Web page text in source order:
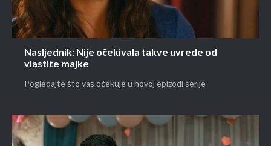
Nasljednik: Nije očekivala takve uvrede od
vlastite majke
Pogledajte što vas očekuje u novoj epizodi serije